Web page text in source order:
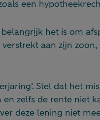
een
het is om
aan zijn
Stel dat het
zelfs de rente niet
deze lening niet